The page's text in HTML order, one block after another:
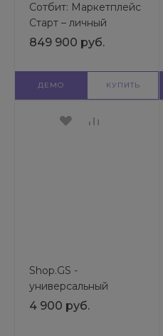
Сотбит: Маркетплейс
Старт – личный
кабинет поставщика |
универсального сайта
849 900 руб.
ДЕМО КУПИТЬ
Shop.GS -
универсальный
магазин | Готовый
4 900 руб.